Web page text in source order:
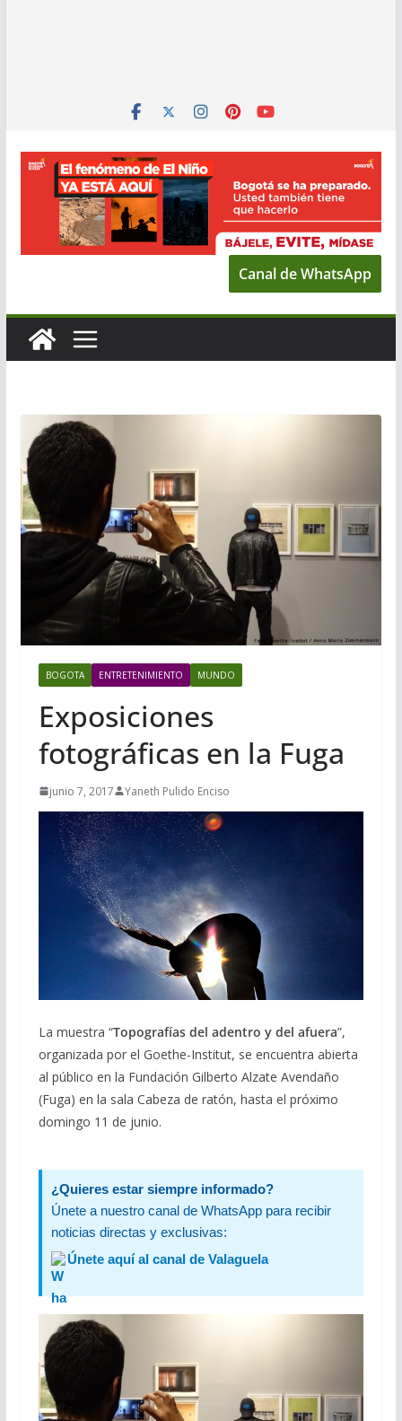
Canal de WhatsApp
BOGOTA ENTRETENIMIENTO MUNDO
Exposiciones
fotográficas en la Fuga
junio 7, 2017 Yaneth Pulido Enciso
La muestra “Topografías del adentro y del afuera”,
organizada por el Goethe-Institut, se encuentra abierta
al público en la Fundación Gilberto Alzate Avendaño
(Fuga) en la sala Cabeza de ratón, hasta el próximo
domingo 11 de junio.
¿Quieres estar siempre informado?
Únete a nuestro canal de WhatsApp para recibir
noticias directas y exclusivas:
Únete aquí al canal de Valaguela